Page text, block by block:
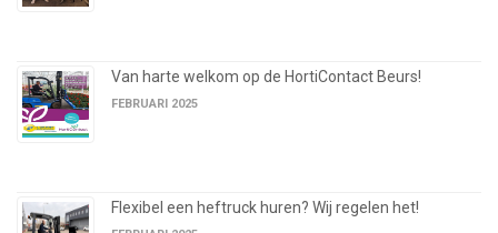
Van harte welkom op de HortiContact Beurs!
FEBRUARI 2025
Flexibel een heftruck huren? Wij regelen het!